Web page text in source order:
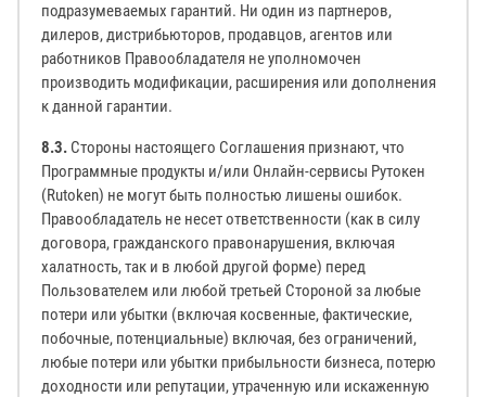
подразумеваемых гарантий. Ни один из партнеров,
дилеров, дистрибьюторов, продавцов, агентов или
работников Правообладателя не уполномочен
производить модификации, расширения или дополнения
к данной гарантии.
8.3. Стороны настоящего Соглашения признают, что
Программные продукты и/или Онлайн-сервисы Рутокен
(Rutoken) не могут быть полностью лишены ошибок.
Правообладатель не несет ответственности (как в силу
договора, гражданского правонарушения, включая
халатность, так и в любой другой форме) перед
Пользователем или любой третьей Стороной за любые
потери или убытки (включая косвенные, фактические,
побочные, потенциальные) включая, без ограничений,
любые потери или убытки прибыльности бизнеса, потерю
доходности или репутации, утраченную или искаженную